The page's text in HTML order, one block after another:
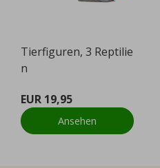
Tierfiguren, 3 Reptilie
n
EUR 19,95
Ansehen